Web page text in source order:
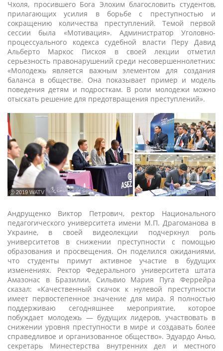
Чхоля, просившего Бога Элохим благословить студентов,
прилагающих усилия в борьбе с преступностью и
сокращению количества преступлений. Темой первой
сессии была «Мотивация». Администратор Уголовно-
процессуального кодекса судебной власти Перу Давид
Альберто Маркос Пискоя в своей лекции отметил
серьезность правонарушений среди несовершеннолетних:
«Молодежь является важным элементом для создания
баланса в обществе. Она показывает пример и модель
поведения детям и подросткам. В роли молодежи можно
отыскать решение для предотвращения преступлений».
ⓒ 2019 WATV
Андрущенко Виктор Петрович, ректор Национального
педагогического университета имени М.П. Драгоманова в
Украине, в своей видеолекции подчеркнул роль
университетов в снижении преступности с помощью
образования и просвещения. Он поделился ожиданиями,
что студенты примут активное участие в будущих
изменениях. Ректор Федерального университета штата
Амазонас в Бразилии, Сильвио Мария Пуга Феррейра
сказал: «Качественный скачок к нулевой преступности
имеет первостепенное значение для мира. Я полностью
поддерживаю сегодняшнее мероприятие, которое
побуждает молодежь — будущих лидеров, участвовать в
снижении уровня преступности в мире и создавать более
справедливое и организованное общество». Эдуардо Аньо,
секретарь Минестерства внутренних дел и местного